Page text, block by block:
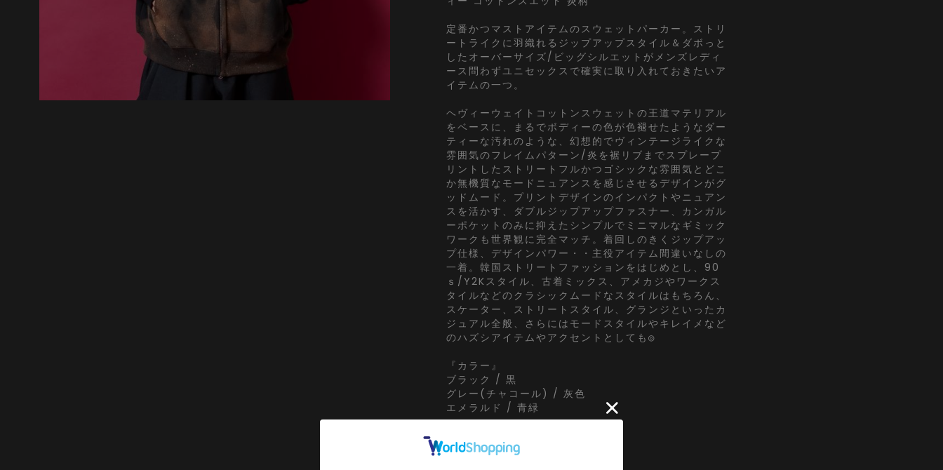
定番かつマストアイテムのスウェットパーカー。ストリ
ートライクに羽織れるジップアップスタイル＆ダボっと
したオーバーサイズ/ビッグシルエットがメンズレディ
ース問わずユニセックスで確実に取り入れておきたいア
イテムの一つ。
ヘヴィーウェイトコットンスウェットの王道マテリアル
をベースに、まるでボディーの色が色褪せたようなダー
ティーな汚れのような、幻想的でヴィンテージライクな
雰囲気のフレイムパターン/炎を裾リブまでスプレープ
リントしたストリートフルかつゴシックな雰囲気とどこ
か無機質なモードニュアンスを感じさせるデザインがグ
ッドムード。プリントデザインのインパクトやニュアン
スを活かす、ダブルジップアップファスナー、カンガル
ーポケットのみに抑えたシンプルでミニマルなギミック
ワークも世界観に完全マッチ。着回しのきくジップアッ
プ仕様、デザインパワー・・主役アイテム間違いなしの
一着。韓国ストリートファッションをはじめとし、90
ｓ/Y2Kスタイル、古着ミックス、アメカジやワークス
タイルなどのクラシックムードなスタイルはもちろん、
スケーター、ストリートスタイル、グランジといったカ
ジュアル全般、さらにはモードスタイルやキレイメなど
のハズシアイテムやアクセントとしても◎
『カラー』
ブラック / 黒
グレー(チャコール) / 灰色
エメラルド / 青緑
【a.p.o.v. / エーピーオービー】